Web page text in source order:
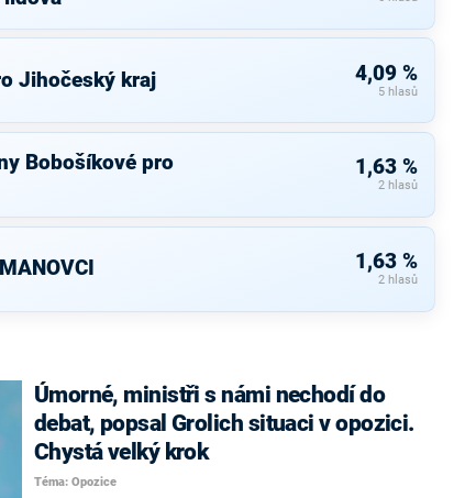
Jihočeský kraj 4,09 %
5 hlasů
Bobošíkové pro
1,63 %
2 hlasů
1,63 %
2 hlasů
Úmorné, ministři s námi nechodí do
debat, popsal Grolich situaci v opozici.
Chystá velký krok
Téma: Opozice